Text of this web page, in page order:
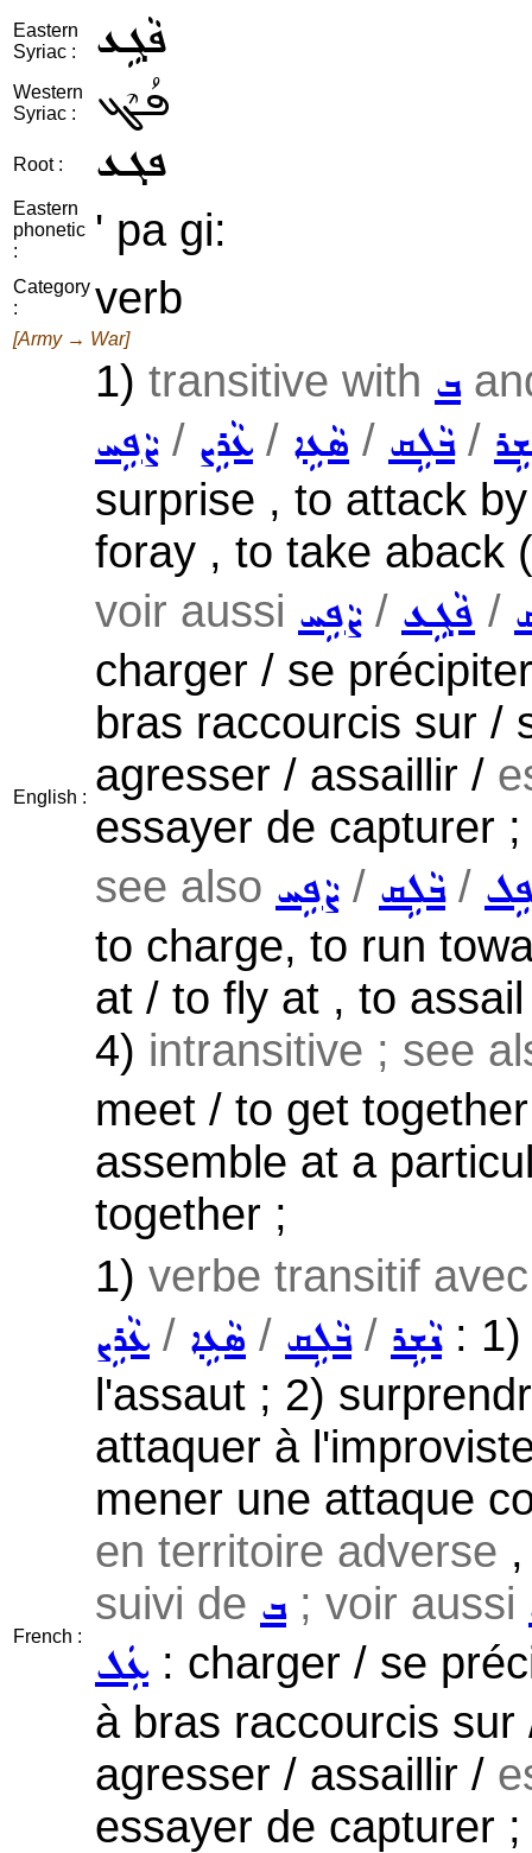
Eastern
Syriac :
ܦܵܓܹܥ
Western
Syriac :
ܦܳܓܶܥ
Root : ܦܓܥ
Eastern
phonetic
:
' pa gi:
Category
:
verb
[Army → War]
English :
1) transitive with ܒ
ܨܵܦܹܚ / ܥܵܪܹܨ / ܣܵܥܹܐ / ܒܵܠܹܩ/
surprise , to attack
foray , to take aback
voir aussi ܨܵܦܹܚ / ܦܵܓܹܥ /
charger / se
bras raccourcis sur /
agresser / assaillir /
essayer de capturer
see also ܨܵܦܹܚ / ܒܵܠܹܩ/
to charge, to run
at / to fly at , to
4) intransitive ; see
meet / to get
assemble at a
together ;
French :
1) verbe transitif
ܥܵܪܹܨ / ܣܵܥܹܐ / ܒܵܠܹܩ/ ܢܵܫܹܪ: 1)
l'assaut ; 2)
attaquer à
mener une attaque
en territoire adverse
suivi de ܒ; voir aussi
ܥܲܠ : charger / se
à bras raccourcis
agresser / assaillir /
essayer de capturer